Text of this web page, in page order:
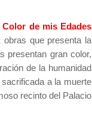
Color de mis Edades
que presenta la
presentan gran color,
de la humanidad
a la muerte
recinto del Palacio